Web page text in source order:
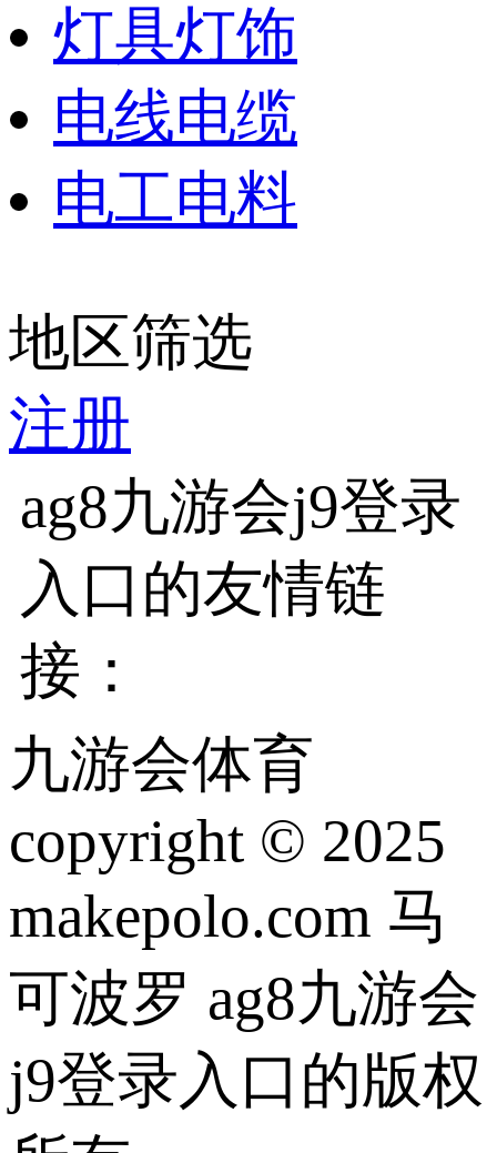
灯具灯饰
电线电缆
电工电料
地区筛选
注册
ag8九游会j9登录
入口的友情链
接：
九游会体育
copyright © 2025
makepolo.com 马
可波罗 ag8九游会
j9登录入口的版权